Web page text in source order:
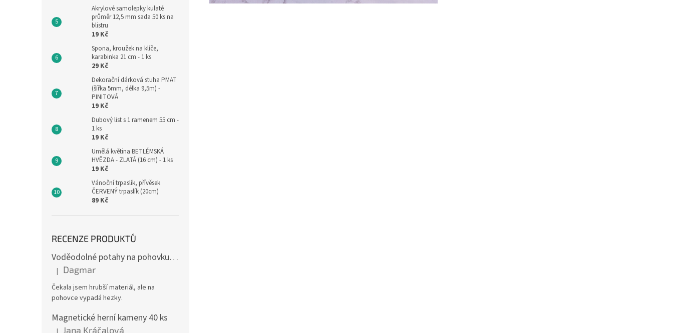
Akrylové samolepky kulaté
průměr 12,5 mm sada 50 ks na
blistru
19 Kč
Spona, kroužek na klíče,
karabinka 21 cm - 1 ks
29 Kč
Dekorační dárková stuha PMAT
(šířka 5mm, délka 9,5m) -
PINITOVÁ
19 Kč
Dubový list s 1 ramenem 55 cm -
1 ks
19 Kč
Umělá květina BETLÉMSKÁ
HVĚZDA - ZLATÁ (16 cm) - 1 ks
19 Kč
Vánoční trpaslík, přívěsek
ČERVENÝ trpaslík (20cm)
89 Kč
RECENZE PRODUKTŮ
Voděodolné potahy na pohovku se vzorem
Hodnocení produktu je 4 z 5 hvězdiček.
| Dagmar
Čekala jsem hrubší materiál, ale na
pohovce vypadá hezky.
Magnetické herní kameny 40 ks
Jana Kráčalová